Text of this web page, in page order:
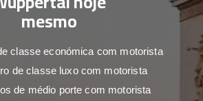
mesmo
classe económica com motorista
de classe luxo com motorista
de médio porte com motorista